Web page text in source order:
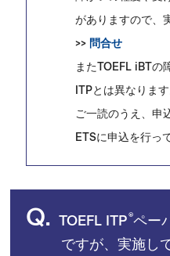
がありますので、
>> 問合せ
またTOEFL iBTの障
ITPとは異なりま
ご一読のうえ、申
ETSに申込を行っ
Q. TOEFL ITP®ペー
ですが、実施し